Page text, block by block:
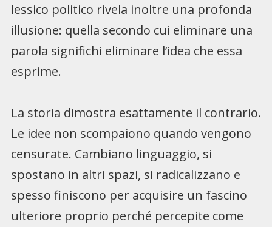
lessico politico rivela inoltre una profonda
illusione: quella secondo cui eliminare una
parola significhi eliminare l’idea che essa
esprime.
La storia dimostra esattamente il contrario.
Le idee non scompaiono quando vengono
censurate. Cambiano linguaggio, si
spostano in altri spazi, si radicalizzano e
spesso finiscono per acquisire un fascino
ulteriore proprio perché percepite come